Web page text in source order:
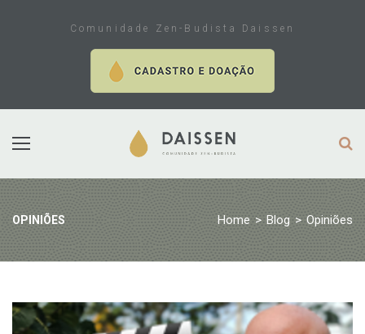
Comunidade Zen-Budista Daissen
OPINIÕES Home > Blog > Opiniões